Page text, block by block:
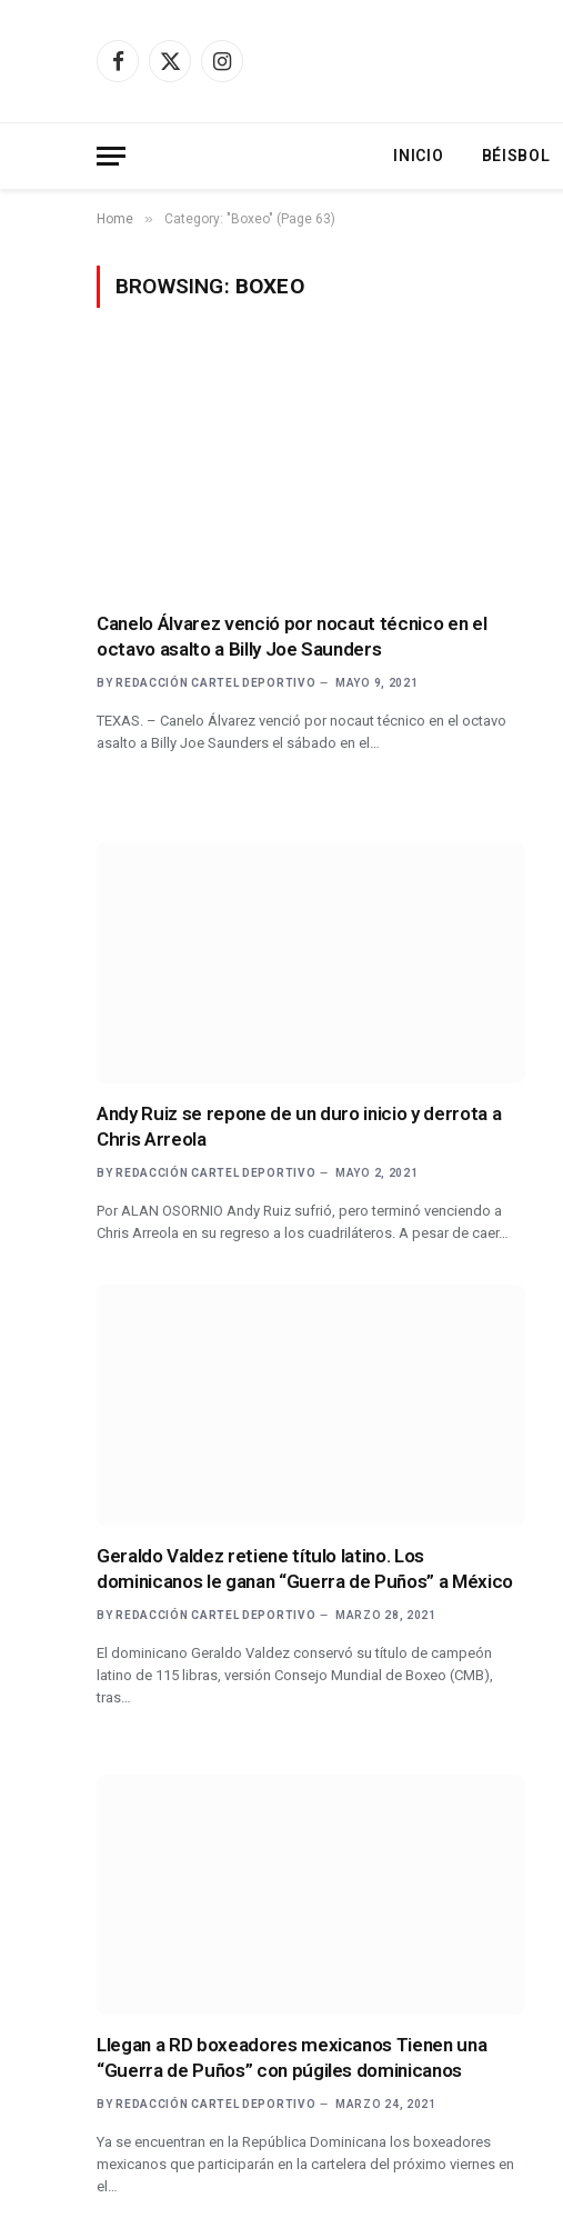
Facebook
X
Instagram
INICIO BÉISBOL
Home » Category: "Boxeo" (Page 63)
BROWSING: BOXEO
Canelo Álvarez venció por nocaut técnico en el
octavo asalto a Billy Joe Saunders
BY REDACCIÓN CARTEL DEPORTIVO MAYO 9, 2021
TEXAS. – Canelo Álvarez venció por nocaut técnico en el octavo
asalto a Billy Joe Saunders el sábado en el…
Andy Ruiz se repone de un duro inicio y derrota a
Chris Arreola
BY REDACCIÓN CARTEL DEPORTIVO MAYO 2, 2021
Por ALAN OSORNIO Andy Ruiz sufrió, pero terminó venciendo a
Chris Arreola en su regreso a los cuadriláteros. A pesar de caer…
Geraldo Valdez retiene título latino. Los
dominicanos le ganan “Guerra de Puños” a México
BY REDACCIÓN CARTEL DEPORTIVO MARZO 28, 2021
El dominicano Geraldo Valdez conservó su título de campeón
latino de 115 libras, versión Consejo Mundial de Boxeo (CMB),
tras…
Llegan a RD boxeadores mexicanos Tienen una
“Guerra de Puños” con púgiles dominicanos
BY REDACCIÓN CARTEL DEPORTIVO MARZO 24, 2021
Ya se encuentran en la República Dominicana los boxeadores
mexicanos que participarán en la cartelera del próximo viernes en
el…